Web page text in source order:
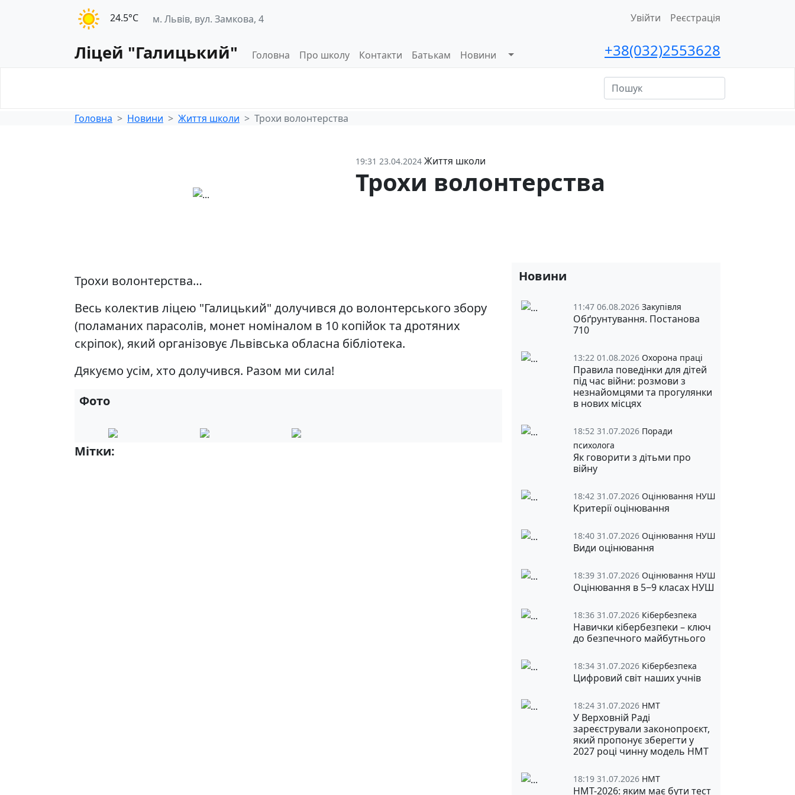
24.5°С м. Львів, вул. Замкова, 4 Увійти Реєстрація
Ліцей "Галицький" Головна Про школу Контакти Батькам Новини +38(032)2553628
Головна
Новини Життя школи Трохи волонтерства
19:31 23.04.2024 Життя школи
Трохи волонтерства
Трохи волонтерства…
Весь колектив ліцею "Галицький" долучився до волонтерського збору
(поламаних парасолів, монет номіналом в 10 копійок та дротяних
скріпок), який організовує Львівська обласна бібліотека.
Дякуємо усім, хто долучився. Разом ми сила!
Фото
Мітки:
Новини
11:47 06.08.2026 Закупівля
Обґрунтування. Постанова
710
13:22 01.08.2026 Охорона праці
Правила поведінки для дітей
під час війни: розмови з
незнайомцями та прогулянки
в нових місцях
18:52 31.07.2026 Поради
психолога
Як говорити з дітьми про
війну
18:42 31.07.2026 Оцінювання НУШ
Критерії оцінювання
18:40 31.07.2026 Оцінювання НУШ
Види оцінювання
18:39 31.07.2026 Оцінювання НУШ
Оцінювання в 5‒9 класах НУШ
18:36 31.07.2026 Кібербезпека
Навички кібербезпеки – ключ
до безпечного майбутнього
18:34 31.07.2026 Кібербезпека
Цифровий світ наших учнів
18:24 31.07.2026 НМТ
У Верховній Раді
зареєстрували законопроєкт,
який пропонує зберегти у
2027 році чинну модель НМТ
18:19 31.07.2026 НМТ
НМТ-2026: яким має бути тест